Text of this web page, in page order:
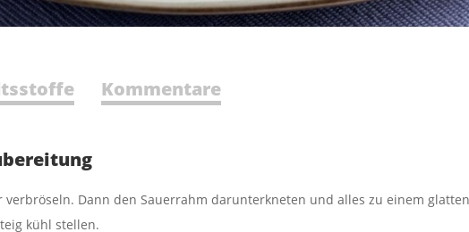
Kommentare
verbröseln. Dann den Sauerrahm darunterkneten und alles zu einem
kühl stellen.